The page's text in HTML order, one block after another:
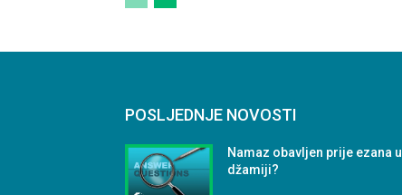
POSLJEDNJE NOVOSTI
Namaz obavljen prije ezana u
džamiji?